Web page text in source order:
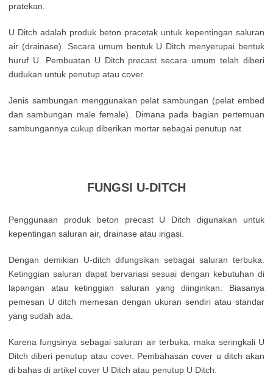
pratekan.
U Ditch adalah produk beton pracetak untuk kepentingan saluran
air (drainase). Secara umum bentuk U Ditch menyerupai bentuk
huruf U. Pembuatan U Ditch precast secara umum telah diberi
dudukan untuk penutup atau cover.
Jenis sambungan menggunakan pelat sambungan (pelat embed
dan sambungan male female). Dimana pada bagian pertemuan
sambungannya cukup diberikan mortar sebagai penutup nat.
FUNGSI U-DITCH
Penggunaan produk beton precast U Ditch digunakan untuk
kepentingan saluran air, drainase atau irigasi.
Dengan demikian U-ditch difungsikan sebagai saluran terbuka.
Ketinggian saluran dapat bervariasi sesuai dengan kebutuhan di
lapangan atau ketinggian saluran yang diinginkan. Biasanya
pemesan U ditch memesan dengan ukuran sendiri atau standar
yang sudah ada.
Karena fungsinya sebagai saluran air terbuka, maka seringkali U
Ditch diberi penutup atau cover. Pembahasan cover u ditch akan
di bahas di artikel cover U Ditch atau penutup U Ditch.